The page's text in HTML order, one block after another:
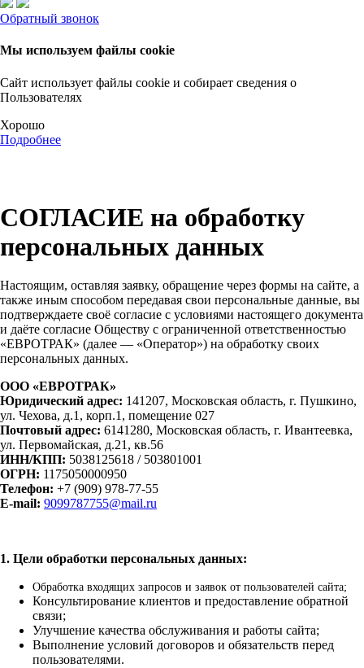
Обратный звонок
Мы используем файлы cookie
Сайт использует файлы cookie и собирает сведения о
Пользователях
Хорошо
Подробнее
СОГЛАСИЕ на обработку
персональных данных
Настоящим, оставляя заявку, обращение через формы на сайте, а
также иным способом передавая свои персональные данные, вы
подтверждаете своё согласие с условиями настоящего документа
и даёте согласие Обществу с ограниченной ответственностью
«ЕВРОТРАК» (далее — «Оператор») на обработку своих
персональных данных.
ООО «ЕВРОТРАК»
Юридический адрес: 141207, Московская область, г. Пушкино,
ул. Чехова, д.1, корп.1, помещение 027
Почтовый адрес: 6141280, Московская область, г. Ивантеевка,
ул. Первомайская, д.21, кв.56
ИНН/КПП: 5038125618 / 503801001
ОГРН: 1175050000950
Телефон: +7 (909) 978-77-55
E-mail: 9099787755@mail.ru
1. Цели обработки персональных данных:
Обработка входящих запросов и заявок от пользователей сайта;
Консультирование клиентов и предоставление обратной
связи;
Улучшение качества обслуживания и работы сайта;
Выполнение условий договоров и обязательств перед
пользователями.